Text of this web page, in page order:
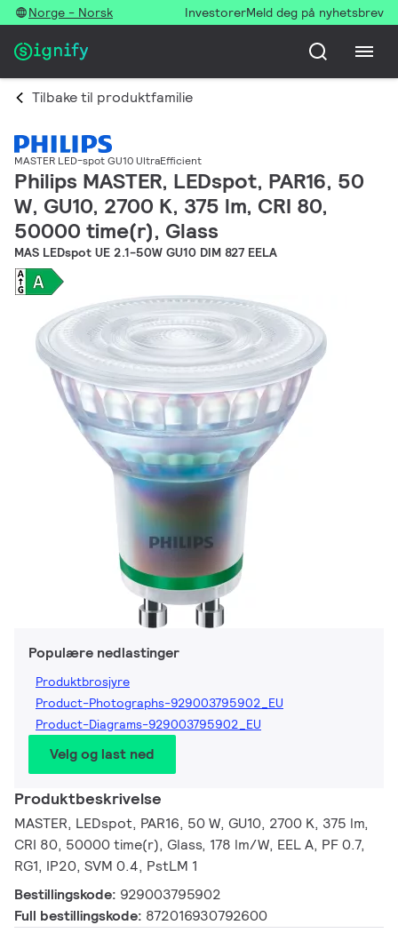
Norge - Norsk InvestorerMeld deg på nyhetsbrev
Tilbake til produktfamilie
MASTER LED-spot GU10 UltraEfficient
Philips MASTER, LEDspot, PAR16, 50
W, GU10, 2700 K, 375 lm, CRI 80,
50000 time(r), Glass
MAS LEDspot UE 2.1-50W GU10 DIM 827 EELA
Populære nedlastinger
Produktbrosjyre
Product-Photographs-929003795902_EU
Product-Diagrams-929003795902_EU
Velg og last ned
Produktbeskrivelse
MASTER, LEDspot, PAR16, 50 W, GU10, 2700 K, 375 lm,
CRI 80, 50000 time(r), Glass, 178 lm/W, EEL A, PF 0.7,
RG1, IP20, SVM 0.4, PstLM 1
Bestillingskode: 929003795902
Full bestillingskode: 872016930792600